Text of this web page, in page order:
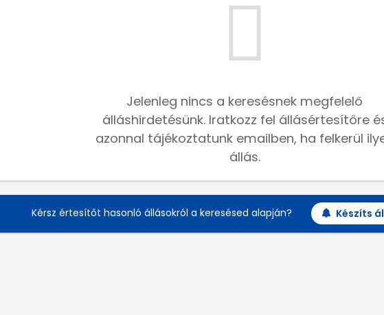
Jelenleg nincs a keresésnek megfelelő
álláshirdetésünk. Iratkozz fel állásértesítőre
azonnal tájékoztatunk emailben, ha felkerül
állás.
Kérsz értesítőt hasonló állásokról a keresésed alapján? Készíts